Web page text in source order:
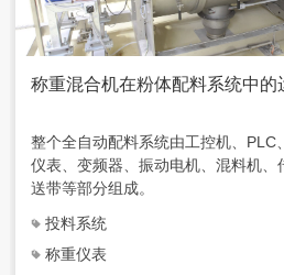
称重混合机在粉体配料系统中的
整个全自动配料系统由工控机、PLC
仪表、变频器、振动电机、混料机、
送带等部分组成。
投料系统
称重仪表